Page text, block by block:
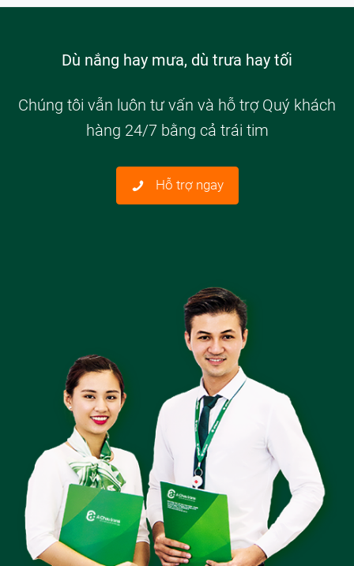
Dù nắng hay mưa, dù trưa hay tối
Chúng tôi vẫn luôn tư vấn và hỗ trợ Quý khách
hàng 24/7 bằng cả trái tim
Hỗ trợ ngay